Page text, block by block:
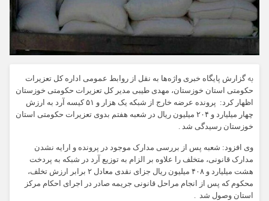
به گزارش پایگاه خبری واژه‌ها به نقل از روابط عمومی اداره کل تعزیرات
حکومتی استان خوزستان، مهدی طیبی مدیر کل تعزیرات حکومتی خوزستان
اظهار کرد: پرونده عرضه خارج از شبکه یک هزار و ۵۱ کیسه آرد به ارزش
چهار میلیارد و ۲۰۴ میلیون ریال در شعبه هفتم بدوی تعزیرات حکومتی استان
خوزستان رسیدگی شد .
وی افزود: شعبه پس از بررسی مدارک موجود در پرونده و ارایه نشدن
مدارک قانونی، متخلف را علاوه بر الزام به توزیع آرد در شبکه به پردخت
هشت میلیارد و ۴۰۸ میلیون ریال جزای نقدی معادل ۲ برابر ارزش تخلف،
محکوم که پس از انجام مراحل قانونی جریمه صادر در اجرای احکام مرکز
استان وصول شد .